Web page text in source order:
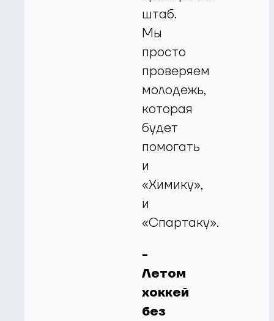
штаб.
Мы
просто
проверяем
молодежь,
которая
будет
помогать
и
«Химику»,
и
«Спартаку».
-
Летом
хоккей
без